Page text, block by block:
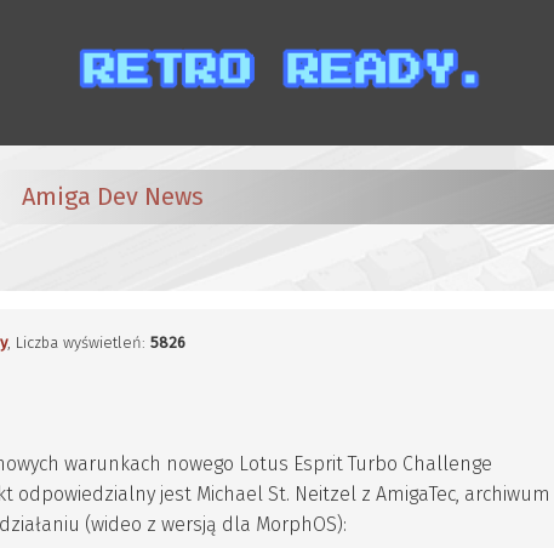
Amiga Dev News
, Liczba wyświetleń:5826
warunkach nowego Lotus Esprit Turbo Challenge
odpowiedzialny jest Michael St. Neitzel z AmigaTec, archiwum
(wideo z wersją dla MorphOS):